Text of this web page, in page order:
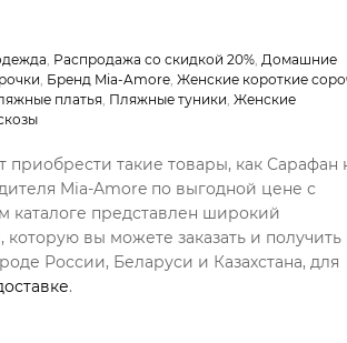
, Распродажа со скидкой 20%, Домашние
, Бренд Mia-Amore, Женские короткие
платья, Пляжные туники, Женские
приобрести такие товары, как Сарафан
Mia-Amore по выгодной цене с
каталоге представлен широкий
вы можете заказать и получить
России, Беларуси и Казахстана, для
.